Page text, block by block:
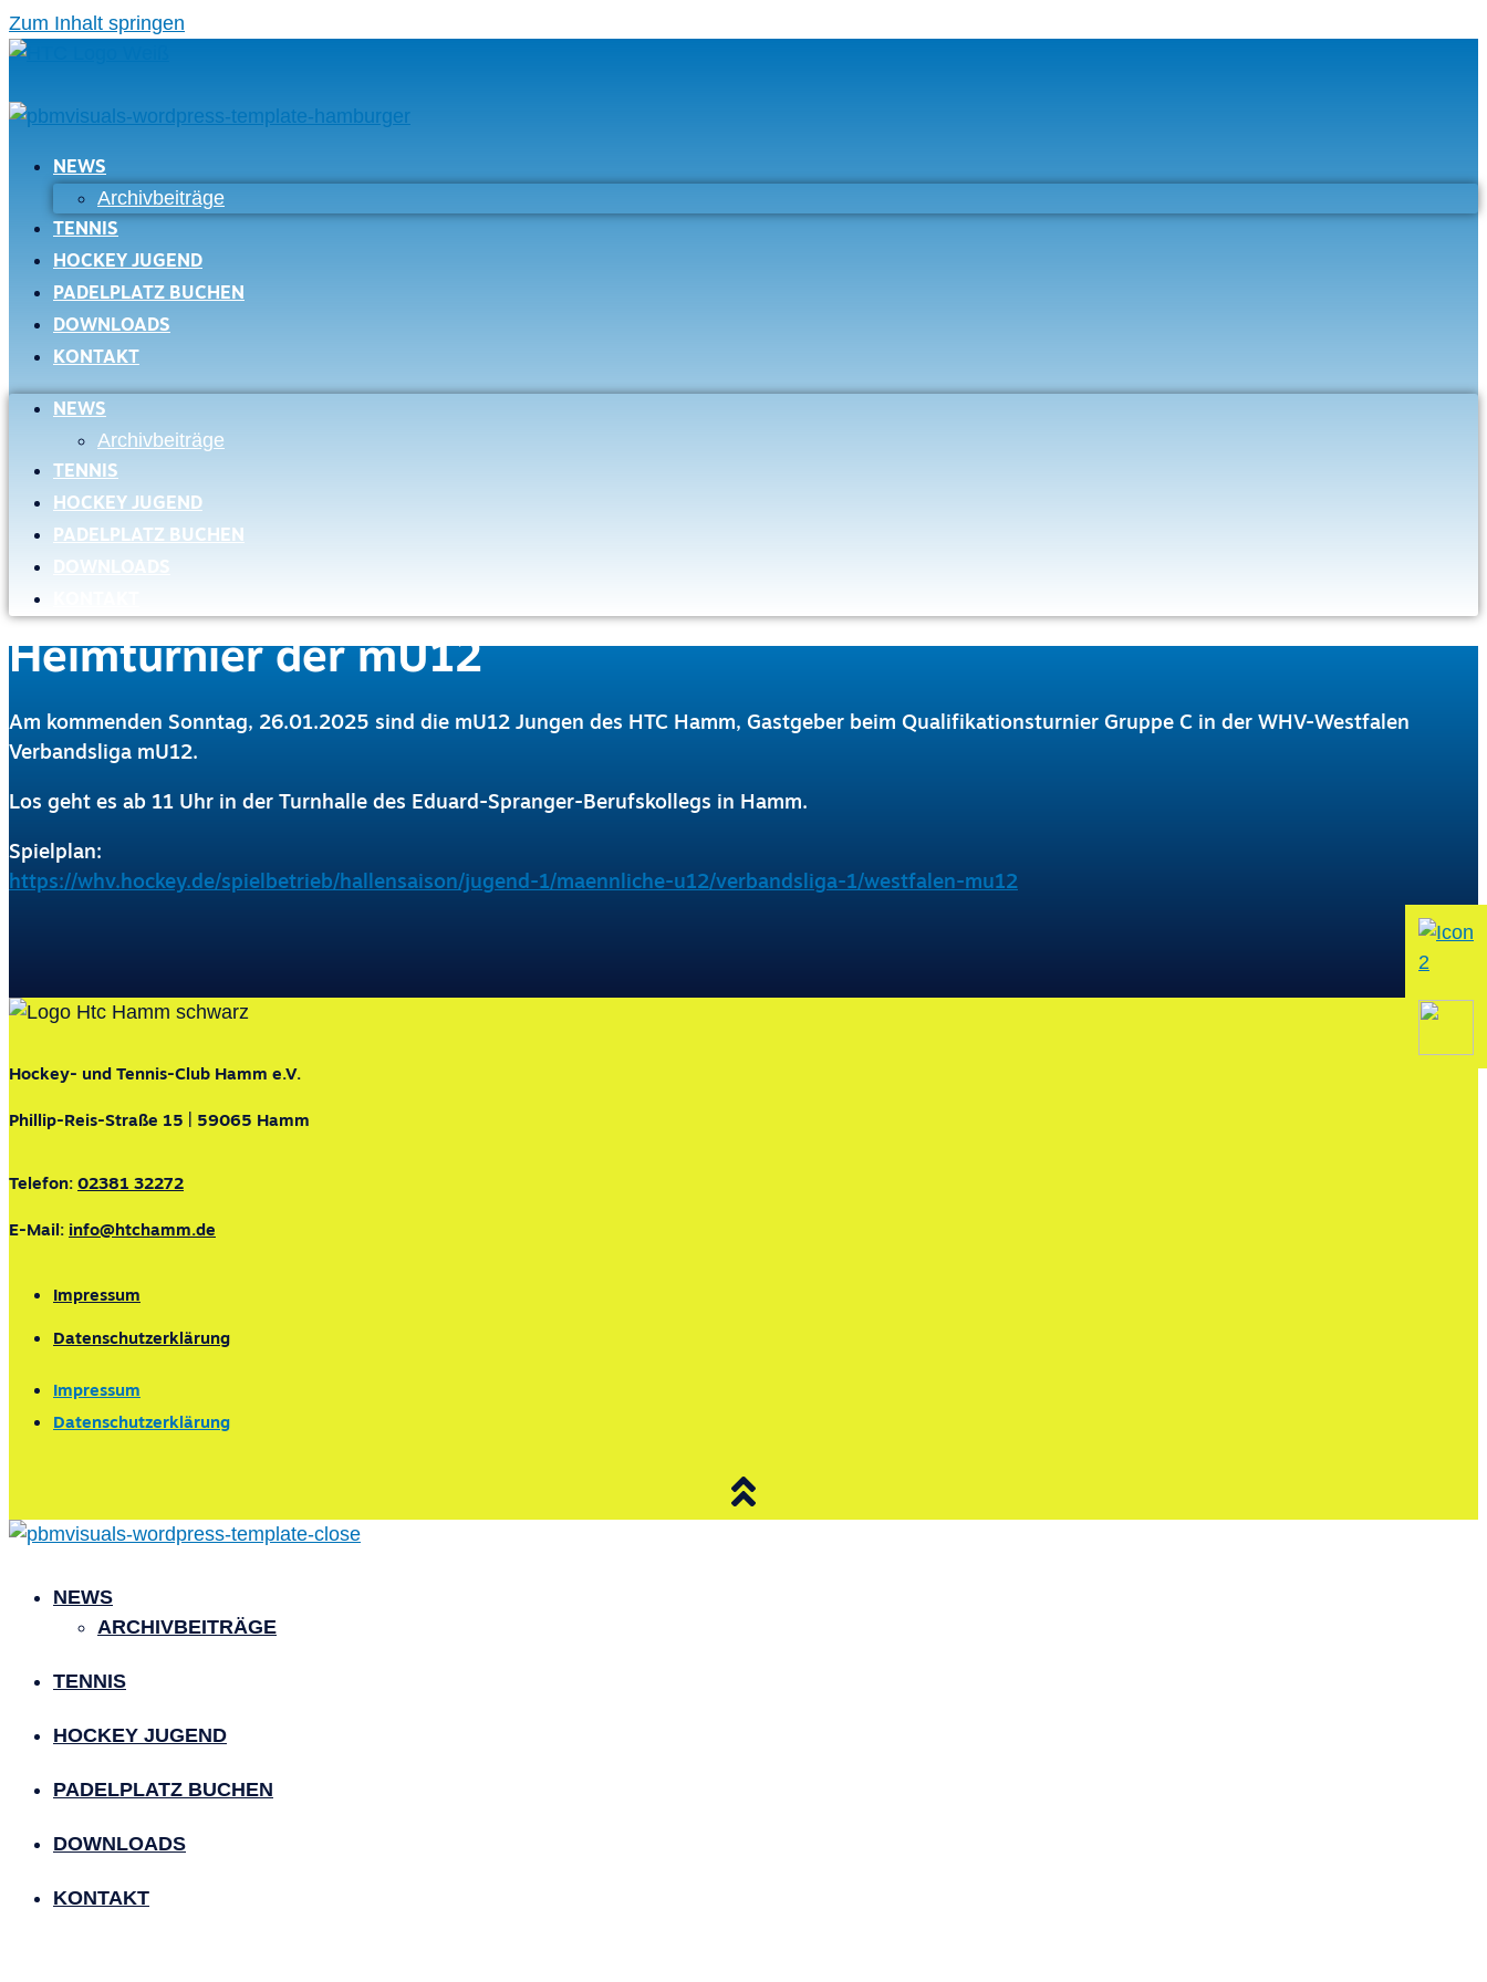
Zum Inhalt springen
NEWS
Archivbeiträge
TENNIS
HOCKEY JUGEND
PADELPLATZ BUCHEN
DOWNLOADS
KONTAKT
NEWS
Archivbeiträge
TENNIS
HOCKEY JUGEND
PADELPLATZ BUCHEN
Heimturnier der mU12
Am kommenden Sonntag, 26.01.2025 sind die mU12 Jungen des HTC Hamm, Gastgeber beim Qualifikationsturnier Gruppe C in der WHV-Westfalen
Verbandsliga mU12.
Los geht es ab 11 Uhr in der Turnhalle des Eduard-Spranger-Berufskollegs in Hamm.
Spielplan:
https://whv.hockey.de/spielbetrieb/hallensaison/jugend-1/maennliche-u12/verbandsliga-1/westfalen-mu12
Hockey- und Tennis-Club Hamm e.V.
Phillip-Reis-Straße 15 | 59065 Hamm
Telefon: 02381 32272
E-Mail: info@htchamm.de
Impressum
Datenschutzerklärung
Impressum
Datenschutzerklärung
NEWS
ARCHIVBEITRÄGE
TENNIS
HOCKEY JUGEND
PADELPLATZ BUCHEN
DOWNLOADS
KONTAKT